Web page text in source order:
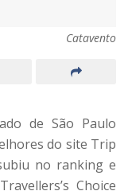
Catavento
de São Paulo
do site Trip
no ranking e
Choice